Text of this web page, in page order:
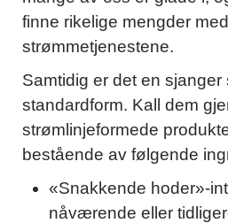
finne rikelige mengder
strømmetjenestene.
Samtidig er det en
standardform. Kall dem
strømlinjeformede
bestående av følgende
«Snakkende hoder»-
nåværende eller